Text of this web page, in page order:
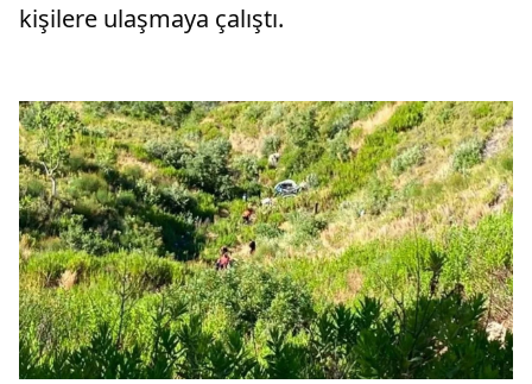
kişilere ulaşmaya çalıştı.